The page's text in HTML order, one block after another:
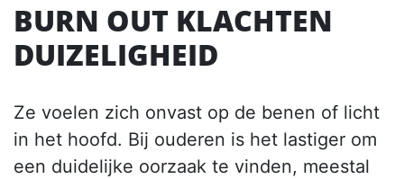
BURN OUT KLACHTEN
DUIZELIGHEID
Ze voelen zich onvast op de benen of licht
in het hoofd. Bij ouderen is het lastiger om
een duidelijke oorzaak te vinden, meestal